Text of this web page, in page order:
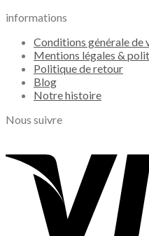
informations
Conditions générale de
Mentions légales &
Politique de retour
Blog
Notre histoire
Nous suivre